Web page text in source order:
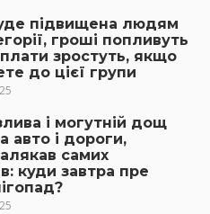
підвищена людям
гроші попливуть
зростуть, якщо
до цієї групи
і могутній дощ
авто і дороги,
самих
куди завтра пре